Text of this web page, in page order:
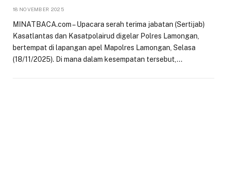
18 NOVEMBER 2025
MINATBACA.com – Upacara serah terima jabatan (Sertijab)
Kasatlantas dan Kasatpolairud digelar Polres Lamongan,
bertempat di lapangan apel Mapolres Lamongan, Selasa
(18/11/2025). Di mana dalam kesempatan tersebut,…